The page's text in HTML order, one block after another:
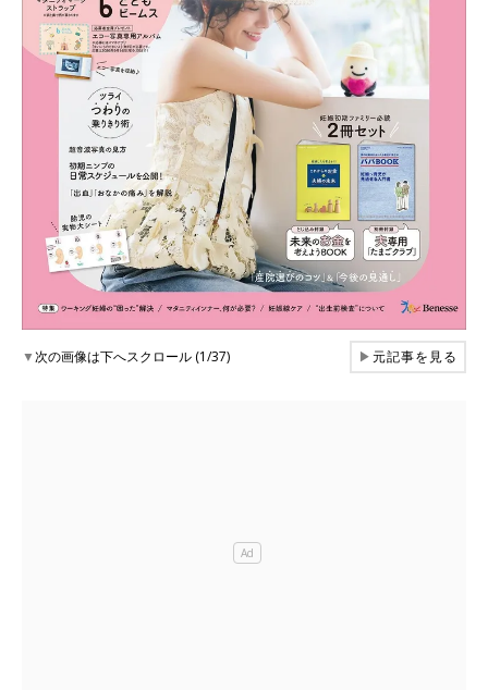
▼次の画像は下へスクロール (1/37) ▶元記事を見る